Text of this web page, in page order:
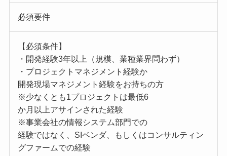
必須要件
【必須条件】
・開発経験3年以上（規模、業種業界問わず）
・プロジェクトマネジメント経験か
開発現場マネジメント経験をお持ちの方
※少なくとも1プロジェクトは最低6
か月以上アサインされた経験
※事業会社の情報システム部門での
経験ではなく、SIベンダ、もしくはコンサルティン
グファームでの経験